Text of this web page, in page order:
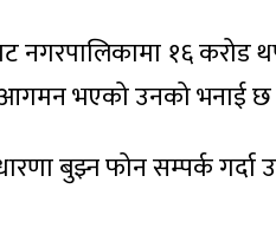
नगरपालिकामा १६
भएको उनको भनाई छ
बुझ्न फोन सम्पर्क